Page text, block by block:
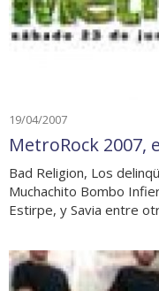
19/04/2007
MetroRock 2007,
Bad Religion, Los
Muchachito Bombo
Estirpe, y Savia entre